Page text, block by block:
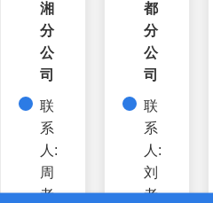
湘
分
公
司
联
系
人:
周
老
都
分
公
司
联
系
人:
刘
老